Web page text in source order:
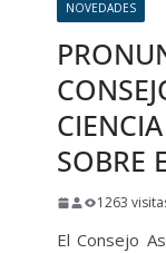
NOVEDADES
PRONUNCIAMIENTO DEL
SOBRE
1263
El Consejo